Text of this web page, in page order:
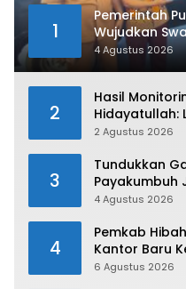
1
Pemerintah
Wujudkan
Pangan di
4 Agustus 2026
2
Hasil
Hidayatullah:
Kirimkan Atlet
2 Agustus 2026
3
Tundukkan
Payakumbuh
Payakumbuh
4 Agustus 2026
4
Pemkab
Kantor Baru
Kota
6 Agustus 2026